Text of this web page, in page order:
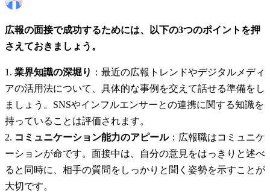
広報の面接で成功するためには、以下の3つのポイントを押
さえておきましょう。
業界知識の深堀り ：最近の広報トレンドやデジタルメディ
アの活用法について、具体的な事例を交えて話せる準備をし
ましょう。SNSやインフルエンサーとの連携に関する知識を
持っていることは評価されます。
コミュニケーション能力のアピール：広報職はコミュニケ
ーションが命です。面接中は、自分の意見をはっきりと述べ
ると同時に、相手の質問をしっかりと聞く姿勢を示すことが
大切です。